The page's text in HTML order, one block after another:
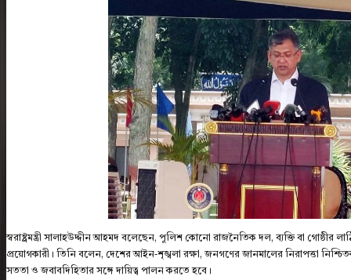
স্বরাষ্ট্রমন্ত্রী সালাহউদ্দীন আহমদ বলেছেন, পুলিশ কোনো রাজনৈতিক দল, ব্যক্তি বা
প্রয়োগকারী। তিনি বলেন, দেশের আইন-শৃঙ্খলা রক্ষা, জনগণের জানমালের নিরাপত্তা
সততা ও জবাবদিহিতার সঙ্গে দায়িত্ব পালন করতে হবে।